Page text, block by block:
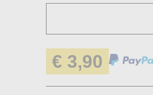
€ 3,90